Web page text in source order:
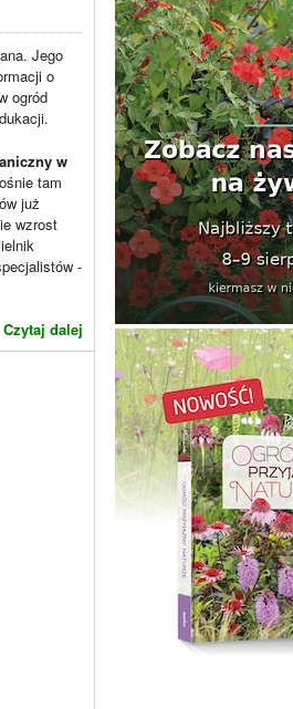
Jego
o
ogród
w
tam
już
wzrost
-
Czytaj dalej